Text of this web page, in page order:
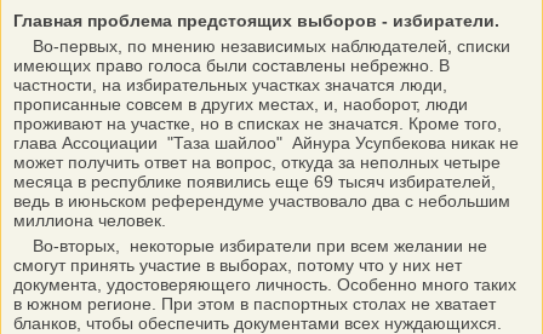
Главная проблема предстоящих выборов - избиратели.
Во-первых, по мнению независимых наблюдателей, списки
имеющих право голоса были составлены небрежно. В
частности, на избирательных участках значатся люди,
прописанные совсем в других местах, и, наоборот, люди
проживают на участке, но в списках не значатся. Кроме того,
глава Ассоциации "Таза шайлоо" Айнура Усупбекова никак не
может получить ответ на вопрос, откуда за неполных четыре
месяца в республике появились еще 69 тысяч избирателей,
ведь в июньском референдуме участвовало два с небольшим
миллиона человек.
Во-вторых, некоторые избиратели при всем желании не
смогут принять участие в выборах, потому что у них нет
документа, удостоверяющего личность. Особенно много таких
в южном регионе. При этом в паспортных столах не хватает
бланков, чтобы обеспечить документами всех нуждающихся.